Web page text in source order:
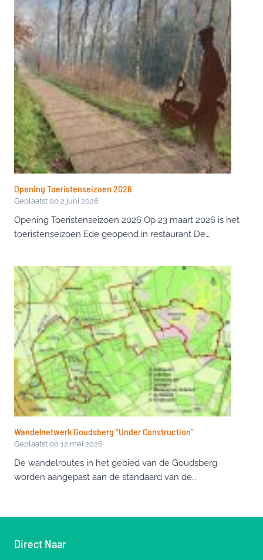
Opening Toeristenseizoen 2026
Geplaatst op 2 juni 2026
Opening Toeristenseizoen 2026 Op 23 maart 2026 is het
toeristenseizoen Ede geopend in restaurant De…
Wandelnetwerk Goudsberg “Under Construction”
Geplaatst op 12 mei 2026
De wandelroutes in het gebied van de Goudsberg
worden aangepast aan de standaard van de…
Direct Naar